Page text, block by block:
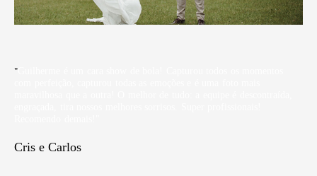
"
Cris e Carlos